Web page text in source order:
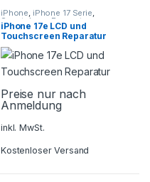
iPhone, iPhone 17 Serie,
Smartphone Reparatur
iPhone 17e LCD und
Touchscreen Reparatur
Preise nur nach
Anmeldung
inkl. MwSt.
Kostenloser Versand